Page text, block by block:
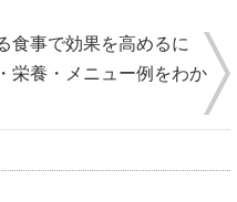
食事で効果を高めるに
栄養・メニュー例をわか